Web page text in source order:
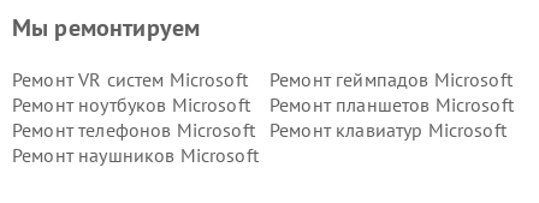
Мы ремонтируем
Ремонт VR систем Microsoft
Ремонт геймпадов Microsoft
Ремонт ноутбуков Microsoft
Ремонт планшетов Microsoft
Ремонт телефонов Microsoft
Ремонт клавиатур Microsoft
Ремонт наушников Microsoft